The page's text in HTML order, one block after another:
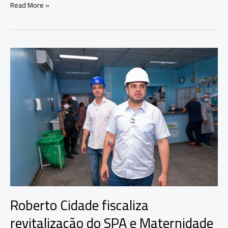
Governador
mutirão
com
consultas
neuropediatria
neurodivergentes
Read More »
Roberto Cidade fiscaliza